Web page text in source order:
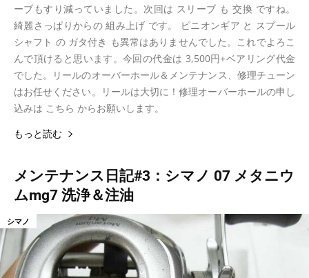
ーブもすり減っていました。次回は スリーブ も 交換 ですね。
綺麗さっぱりからの 組み上げ です。 ピニオンギア と スプール
シャフト の ガタ付き も異常はありませんでした。これでよろこ
んで頂けると思います。今回の代金は 3,500円+ベアリング代金
でした。リールのオーバーホール＆メンテナンス、修理チューン
はお任せください。リールは大切に！修理オーバーホールの申し
込みは こちら からお願いします。
もっと読む
メンテナンス日記#3：シマノ 07 メタニウ
ムmg7 洗浄＆注油
シマノ